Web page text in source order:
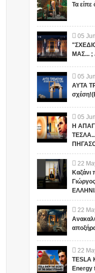
Τα
05 Jun
ΜΑΣ... ;
05 Jun
ΑΥΤΑ
05 Jun
Η
22
Καζάνι
22
22
TESLA
Energy